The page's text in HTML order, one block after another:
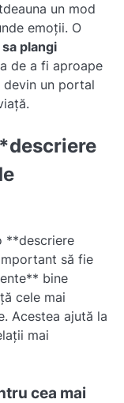
un mod
emoții. O
plangi
de a fi aproape
devin un portal
**descriere
să fie
bine
cele mai
Acestea ajută la
mai
cea mai